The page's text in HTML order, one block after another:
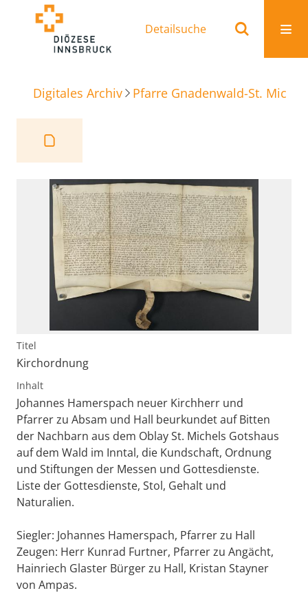
Detailsuche
Digitales Archiv Pfarre Gnadenwald-St.
Titel
Kirchordnung
Inhalt
Johannes Hamerspach neuer Kirchherr und
Pfarrer zu Absam und Hall beurkundet auf Bitten
der Nachbarn aus dem Oblay St. Michels Gotshaus
auf dem Wald im Inntal, die Kundschaft, Ordnung
und Stiftungen der Messen und Gottesdienste.
Liste der Gottesdienste, Stol, Gehalt und
Naturalien.
Siegler: Johannes Hamerspach, Pfarrer zu Hall
Zeugen: Herr Kunrad Furtner, Pfarrer zu Angächt,
Hainriech Glaster Bürger zu Hall, Kristan Stayner
von Ampas.